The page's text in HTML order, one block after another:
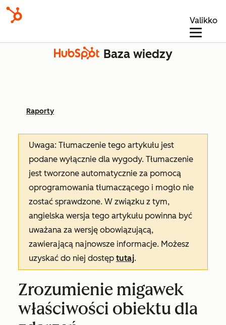
Valikko
Baza wiedzy
Raporty
Uwaga: Tłumaczenie tego artykułu jest
podane wyłącznie dla wygody. Tłumaczenie
jest tworzone automatycznie za pomocą
oprogramowania tłumaczącego i mogło nie
zostać sprawdzone. W związku z tym,
angielska wersja tego artykułu powinna być
uważana za wersję obowiązującą,
zawierającą najnowsze informacje. Możesz
uzyskać do niej dostęp tutaj.
Zrozumienie migawek
właściwości obiektu dla